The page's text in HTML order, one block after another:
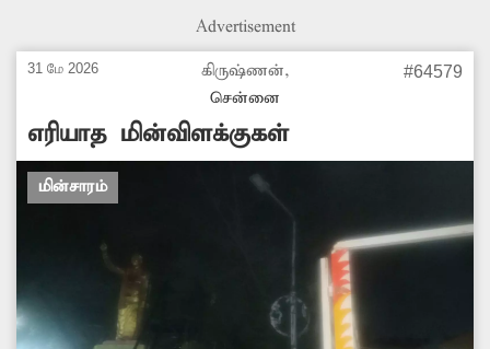
எனவே சம்பந்தப்பட்ட மின்வாரிய அதிகாரிகள்
சரிசெய்ய வேண்டும்.
Advertisement
31 மே 2026
கிருஷ்ணன்,
சென்னை
#64579
எரியாத மின்விளக்குகள்
மின்சாரம்